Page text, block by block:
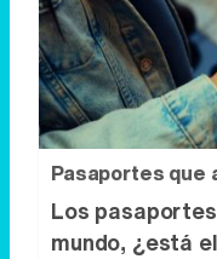
Pasaportes que
Los
mundo, ¿está